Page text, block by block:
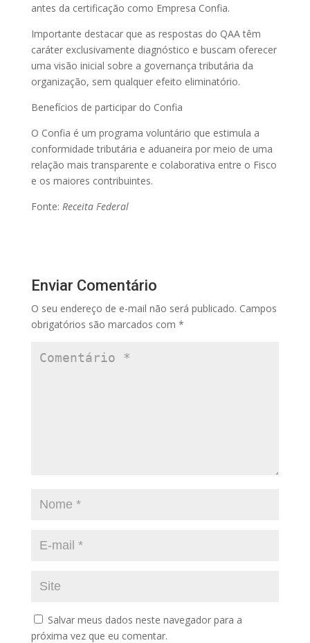
antes da certificação como Empresa Confia.
Importante destacar que as respostas do QAA têm
caráter exclusivamente diagnóstico e buscam oferecer
uma visão inicial sobre a governança tributária da
organização, sem qualquer efeito eliminatório.
Benefícios de participar do Confia
O Confia é um programa voluntário que estimula a
conformidade tributária e aduaneira por meio de uma
relação mais transparente e colaborativa entre o Fisco
e os maiores contribuintes.
Fonte: Receita Federal
Enviar Comentário
O seu endereço de e-mail não será publicado. Campos
obrigatórios são marcados com *
Salvar meus dados neste navegador para a
próxima vez que eu comentar.